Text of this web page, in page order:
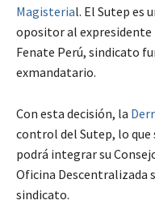
Magisterial. El Sutep es
opositor al
Fenate Perú, sindicato
exmandatario.
Con esta decisión, la
control del Sutep, lo que
podrá integrar su
Oficina Descentralizada
sindicato.